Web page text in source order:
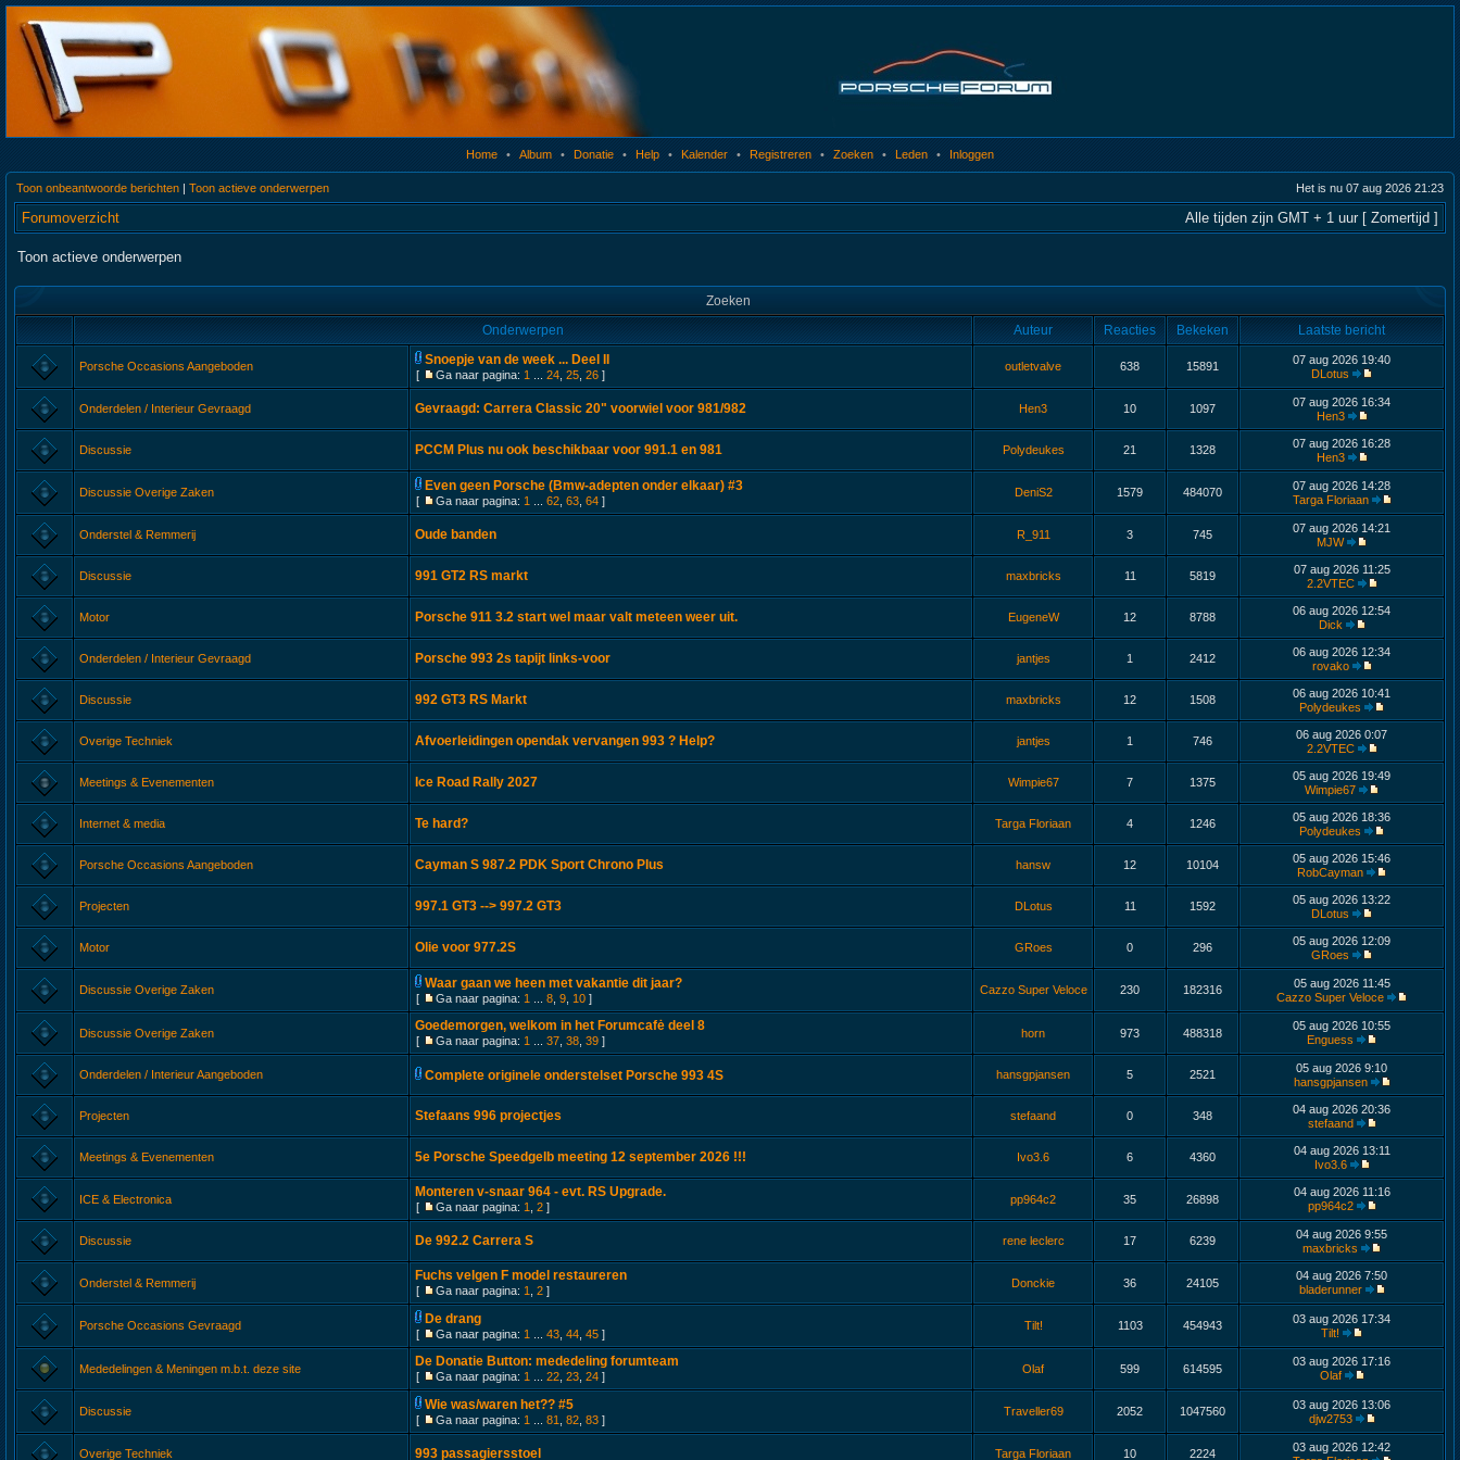
Home • Album • Donatie • Help • Kalender • Registreren • Zoeken • Leden • Inloggen
Toon onbeantwoorde berichten | Toon actieve onderwerpen Het is nu 07 aug 2026 21:23
Forumoverzicht Alle tijden zijn GMT + 1 uur [ Zomertijd ]
Toon actieve onderwerpen
Zoeken
Onderwerpen
Auteur Reacties Bekeken Laatste bericht
Porsche Occasions Aangeboden Snoepje van de week ... Deel II
[ Ga naar pagina: 1 24 25 26 ]
outletvalve 638 15891
07 aug 2026 19:40
DLotus
Onderdelen / Interieur Gevraagd Gevraagd: Carrera Classic 20" voorwiel voor 981/982 Hen3 10 1097
07 aug 2026 16:34
Hen3
Discussie PCCM Plus nu ook beschikbaar voor 991.1 en 981 Polydeukes 21 1328
07 aug 2026 16:28
Hen3
Discussie Overige Zaken Even geen Porsche (Bmw-adepten onder elkaar) #3
[ Ga naar pagina: 1 62 63 64 ]
DeniS2 1579 484070
07 aug 2026 14:28
Targa Floriaan
Onderstel & Remmerij Oude banden R_911 3 745
07 aug 2026 14:21
MJW
Discussie 991 GT2 RS markt maxbricks 11 5819
07 aug 2026 11:25
2.2VTEC
Motor Porsche 911 3.2 start wel maar valt meteen weer uit. EugeneW 12 8788
06 aug 2026 12:54
Dick
Onderdelen / Interieur Gevraagd Porsche 993 2s tapijt links-voor jantjes 1 2412
06 aug 2026 12:34
rovako
Discussie 992 GT3 RS Markt maxbricks 12 1508
06 aug 2026 10:41
Polydeukes
Overige Techniek Afvoerleidingen opendak vervangen 993 ? Help? jantjes 1 746
06 aug 2026 0:07
2.2VTEC
Meetings & Evenementen Ice Road Rally 2027 Wimpie67 7 1375
05 aug 2026 19:49
Wimpie67
Internet & media Te hard? Targa Floriaan 4 1246
05 aug 2026 18:36
Polydeukes
Porsche Occasions Aangeboden Cayman S 987.2 PDK Sport Chrono Plus hansw 12 10104
05 aug 2026 15:46
RobCayman
Projecten 997.1 GT3 --> 997.2 GT3 DLotus 11 1592
05 aug 2026 13:22
DLotus
Motor Olie voor 977.2S GRoes 0 296
05 aug 2026 12:09
GRoes
Discussie Overige Zaken Waar gaan we heen met vakantie dit jaar?
[ Ga naar pagina: 1 8 9 10 ]
Cazzo Super Veloce 230 182316
05 aug 2026 11:45
Cazzo Super Veloce
Discussie Overige Zaken Goedemorgen, welkom in het Forumcafė deel 8
[ Ga naar pagina: 1 37 38 39 ]
horn 973 488318
05 aug 2026 10:55
Enguess
Onderdelen / Interieur Aangeboden Complete originele onderstelset Porsche 993 4S hansgpjansen 5 2521
05 aug 2026 9:10
hansgpjansen
Projecten Stefaans 996 projectjes stefaand 0 348
04 aug 2026 20:36
stefaand
Meetings & Evenementen 5e Porsche Speedgelb meeting 12 september 2026 !!! Ivo3.6 6 4360
04 aug 2026 13:11
Ivo3.6
ICE & Electronica Monteren v-snaar 964 - evt. RS Upgrade.
[ Ga naar pagina: 1 2 ]
pp964c2 35 26898
04 aug 2026 11:16
pp964c2
Discussie De 992.2 Carrera S rene leclerc 17 6239
04 aug 2026 9:55
maxbricks
Onderstel & Remmerij Fuchs velgen F model restaureren
[ Ga naar pagina: 1 2 ]
Donckie 36 24105
04 aug 2026 7:50
bladerunner
Porsche Occasions Gevraagd De drang
[ Ga naar pagina: 1 43 44 45 ]
Tilt! 1103 454943
03 aug 2026 17:34
Tilt!
Mededelingen & Meningen m.b.t. deze site De Donatie Button: mededeling forumteam
[ Ga naar pagina: 1 22 23 24 ]
Olaf 599 614595
03 aug 2026 17:16
Olaf
Discussie Wie was/waren het?? #5
[ Ga naar pagina: 1 81 82 83 ]
Traveller69 2052 1047560
03 aug 2026 13:06
djw2753
Overige Techniek 993 passagiersstoel Targa Floriaan 10 2224
03 aug 2026 12:42